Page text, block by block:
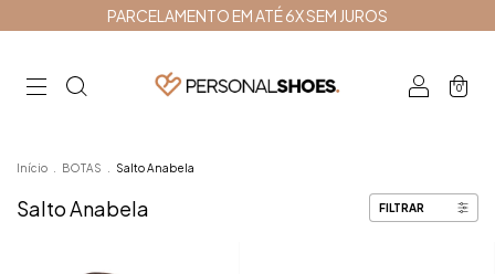
PARCELAMENTO EM ATÉ 6X SEM JUROS
0
Início BOTAS Salto Anabela
Salto Anabela FILTRAR